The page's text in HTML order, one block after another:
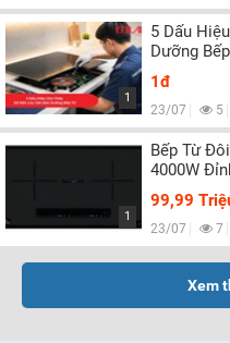
1
5 Dấu
Dưỡng
1đ
23/07 5
1
Bếp Từ
4000W
99,99
23/07 7
Xem